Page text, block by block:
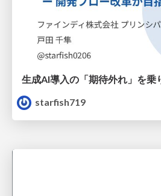
starfish719